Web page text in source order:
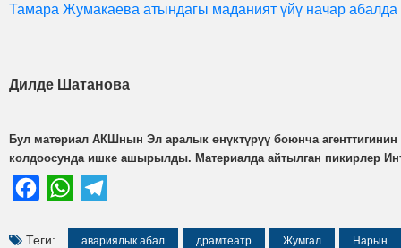
Тамара Жумакаева атындагы маданият үйү начар абалда
Дилде Шатанова
Бул материал АКШнын Эл аралык өнүктүрүү боюнча
колдоосунда ишке ашырылды. Материалда айтылган пикирлер
FacebookWhatsApp
Теги: авариялык абал драмтеатр Жумгал Нарын